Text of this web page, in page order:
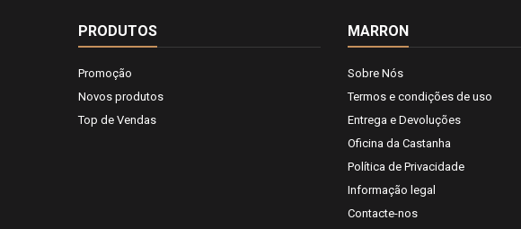
PRODUTOS
Promoção
Novos produtos
Top de Vendas
MARRON
Sobre Nós
Termos e condições de uso
Entrega e Devoluções
Oficina da Castanha
Política de Privacidade
Informação legal
Contacte-nos